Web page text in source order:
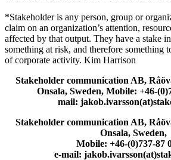
*Stakeholder is any person, group or
claim on an organization’s attention,
affected by that output. They have a stake
something at risk, and therefore something
of corporate activity. Kim Harrison
Stakeholder communication AB,
Onsala, Sweden, Mobile: +46-
mail:
Stakeholder communication AB,
Onsala, Sweden,
Mobile: +46-(0)737-87
e-mail: